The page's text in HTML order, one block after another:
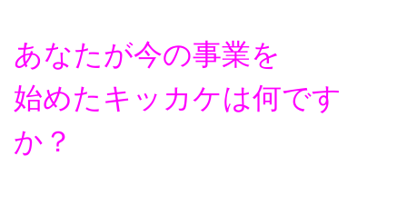
あなたが今の事業を
始めたキッカケは何です
か？